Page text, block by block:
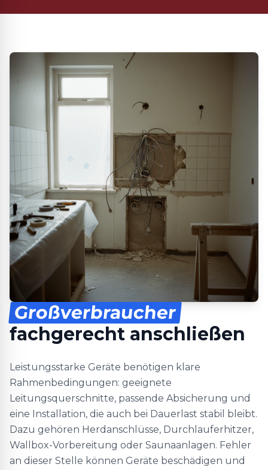
Großverbraucher
fachgerecht anschließen
Leistungsstarke Geräte benötigen klare
Rahmenbedingungen: geeignete
Leitungsquerschnitte, passende Absicherung und
eine Installation, die auch bei Dauerlast stabil bleibt.
Dazu gehören Herdanschlüsse, Durchlauferhitzer,
Wallbox-Vorbereitung oder Saunaanlagen. Fehler
an dieser Stelle können Geräte beschädigen und